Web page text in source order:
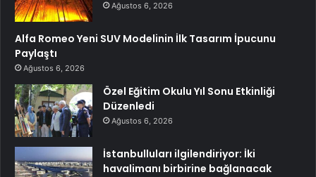
Ağustos 6, 2026
Alfa Romeo Yeni SUV Modelinin İlk Tasarım İpucunu
Paylaştı
Ağustos 6, 2026
Özel Eğitim Okulu Yıl Sonu Etkinliği
Düzenledi
Ağustos 6, 2026
İstanbulluları ilgilendiriyor: İki
havalimanı birbirine bağlanacak